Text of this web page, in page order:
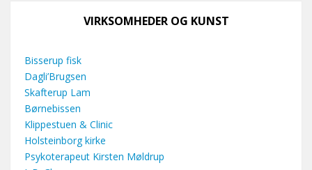
VIRKSOMHEDER OG KUNST
Bisserup fisk
Dagli’Brugsen
Skafterup Lam
Børnebissen
Klippestuen & Clinic
Holsteinborg kirke
Psykoterapeut Kirsten Møldrup